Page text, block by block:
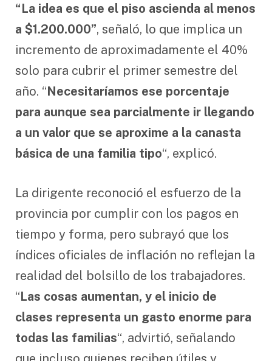
“La idea es que el piso ascienda al menos
a $1.200.000”, señaló, lo que implica un
incremento de aproximadamente el 40%
solo para cubrir el primer semestre del
año. “Necesitaríamos ese porcentaje
para aunque sea parcialmente ir llegando
a un valor que se aproxime a la canasta
básica de una familia tipo“, explicó.
La dirigente reconoció el esfuerzo de la
provincia por cumplir con los pagos en
tiempo y forma, pero subrayó que los
índices oficiales de inflación no reflejan la
realidad del bolsillo de los trabajadores.
“Las cosas aumentan, y el inicio de
clases representa un gasto enorme para
todas las familias“, advirtió, señalando